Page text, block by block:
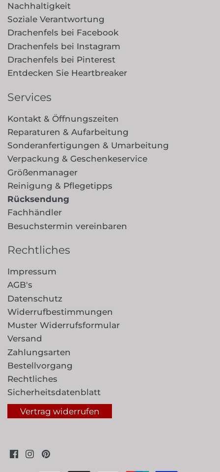
Nachhaltigkeit
Soziale Verantwortung
Drachenfels bei Facebook
Drachenfels bei Instagram
Drachenfels bei Pinterest
Entdecken Sie Heartbreaker
Services
Kontakt & Öffnungszeiten
Reparaturen & Aufarbeitung
Sonderanfertigungen & Umarbeitung
Verpackung & Geschenkeservice
Größenmanager
Reinigung & Pflegetipps
Rücksendung
Fachhändler
Besuchstermin vereinbaren
Rechtliches
Impressum
AGB's
Datenschutz
Widerrufbestimmungen
Muster Widerrufsformular
Versand
Zahlungsarten
Bestellvorgang
Rechtliches
Sicherheitsdatenblatt
Vertrag widerrufen